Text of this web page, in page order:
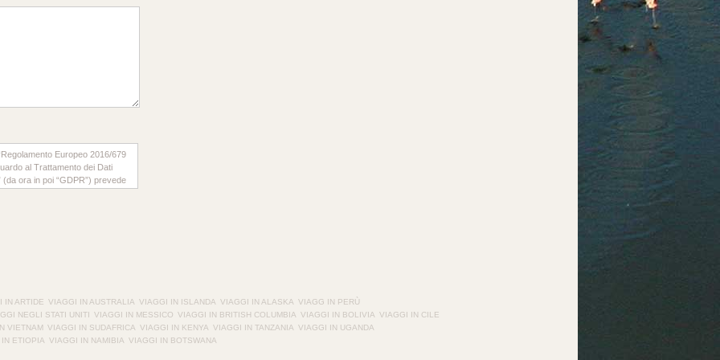
Europeo 2016/679
al Trattamento dei Dati
ora in poi “GDPR”) prevede
che:
IN ARTIDE VIAGGI IN AUSTRALIA VIAGGI IN ISLANDA VIAGGI IN ALASKA VIAGG IN PERÙ
NEGLI STATI UNITI VIAGGI IN MESSICO VIAGGI IN BRITISH COLUMBIA VIAGGI IN BOLIVIA VIAGGI IN CILE
VIETNAM VIAGGI IN SUDAFRICA VIAGGI IN KENYA VIAGGI IN TANZANIA VIAGGI IN UGANDA
ETIOPIA VIAGGI IN NAMIBIA VIAGGI IN BOTSWANA